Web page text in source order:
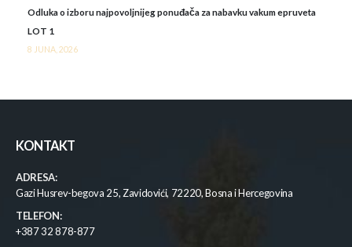
Odluka o izboru najpovoljnijeg ponuđača za nabavku vakum epruveta
LOT 1
8 JUNA, 2026
KONTAKT
ADRESA:
Gazi Husrev-begova 25, Zavidovići, 72220, Bosna i Hercegovina
TELEFON:
+387 32 878-877